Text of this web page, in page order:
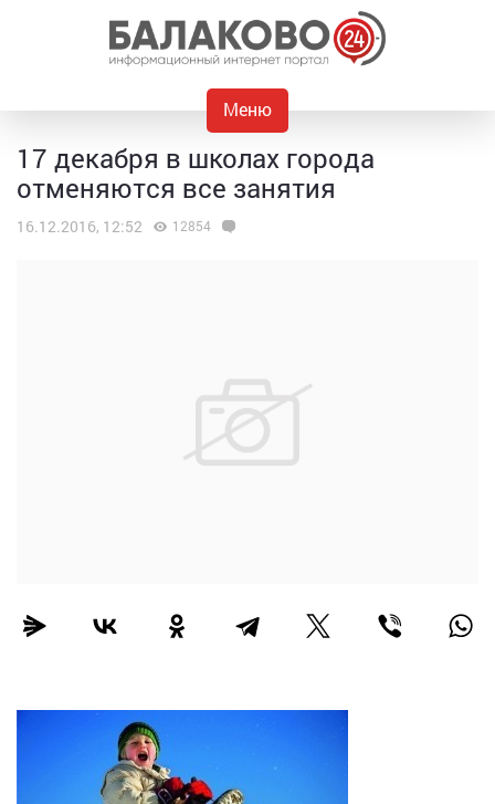
Меню
17 декабря в школах города
отменяются все занятия
16.12.2016, 12:52 12854